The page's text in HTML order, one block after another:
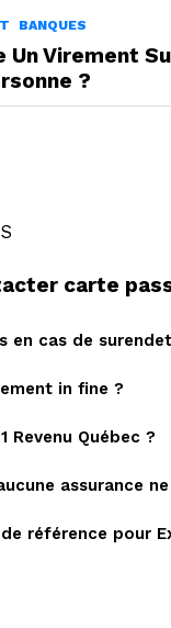
BANQUES
Un Virement
?
carte
en cas de
in fine ?
Revenu Québec ?
assurance ne
référence pour